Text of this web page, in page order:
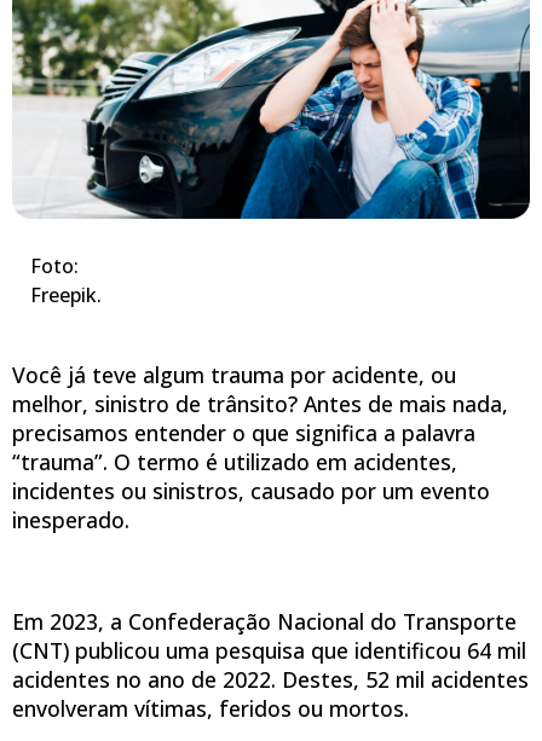
Foto:
Freepik.
Você já teve algum trauma por acidente, ou
melhor, sinistro de trânsito? Antes de mais nada,
precisamos entender o que significa a palavra
“trauma”. O termo é utilizado em acidentes,
incidentes ou sinistros, causado por um evento
inesperado.
Em 2023, a Confederação Nacional do Transporte
(CNT) publicou uma pesquisa que identificou 64 mil
acidentes no ano de 2022. Destes, 52 mil acidentes
envolveram vítimas, feridos ou mortos.